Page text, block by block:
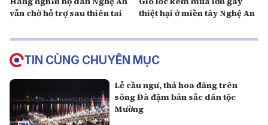
vẫn chờ hỗ trợ sau thiên tai
thiệt hại ở miền tây Nghệ An
TIN CÙNG CHUYÊN MỤC
Lễ cầu ngư, thả hoa đăng trên
sông Đà đậm bản sắc dân tộc
Mường